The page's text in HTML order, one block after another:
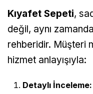
Kıyafet Sepeti,
değil, aynı
rehberidir. Müşteri
hizmet anlayışıyla:
Detaylı İnceleme: